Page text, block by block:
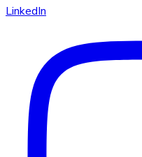
LinkedIn